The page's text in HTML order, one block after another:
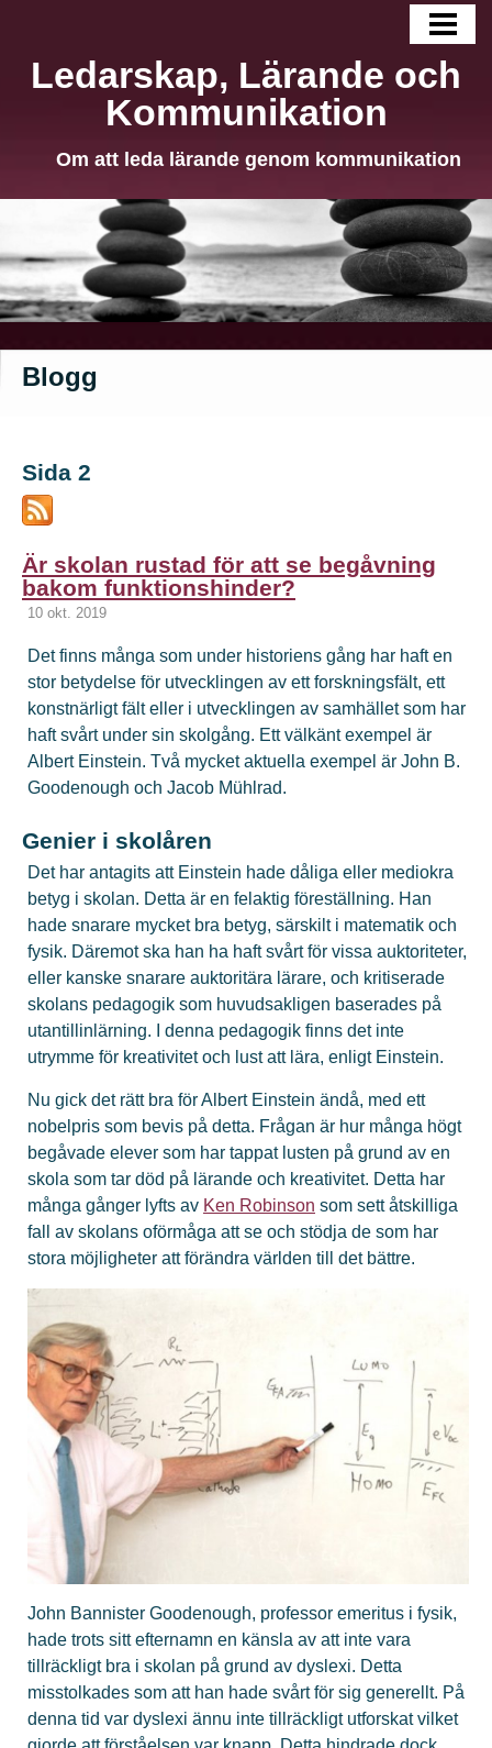
BLOGG
LÄNGRE TEXTER
OM MIG
Ledarskap, Lärande och
Kommunikation
Om att leda lärande genom kommunikation
Blogg
Sida 2
Är skolan rustad för att se begåvning
bakom funktionshinder?
10 okt. 2019
Det finns många som under historiens gång har haft en
stor betydelse för utvecklingen av ett forskningsfält, ett
konstnärligt fält eller i utvecklingen av samhället som har
haft svårt under sin skolgång. Ett välkänt exempel är
Albert Einstein. Två mycket aktuella exempel är John B.
Goodenough och Jacob Mühlrad.
Genier i skolåren
Det har antagits att Einstein hade dåliga eller mediokra
betyg i skolan. Detta är en felaktig föreställning. Han
hade snarare mycket bra betyg, särskilt i matematik och
fysik. Däremot ska han ha haft svårt för vissa auktoriteter,
eller kanske snarare auktoritära lärare, och kritiserade
skolans pedagogik som huvudsakligen baserades på
utantillinlärning. I denna pedagogik finns det inte
utrymme för kreativitet och lust att lära, enligt Einstein.
Nu gick det rätt bra för Albert Einstein ändå, med ett
nobelpris som bevis på detta. Frågan är hur många högt
begåvade elever som har tappat lusten på grund av en
skola som tar död på lärande och kreativitet. Detta har
många gånger lyfts av Ken Robinson som sett åtskilliga
fall av skolans oförmåga att se och stödja de som har
stora möjligheter att förändra världen till det bättre.
John Bannister Goodenough, professor emeritus i fysik,
hade trots sitt efternamn en känsla av att inte vara
tillräckligt bra i skolan på grund av dyslexi. Detta
misstolkades som att han hade svårt för sig generellt. På
denna tid var dyslexi ännu inte tillräckligt utforskat vilket